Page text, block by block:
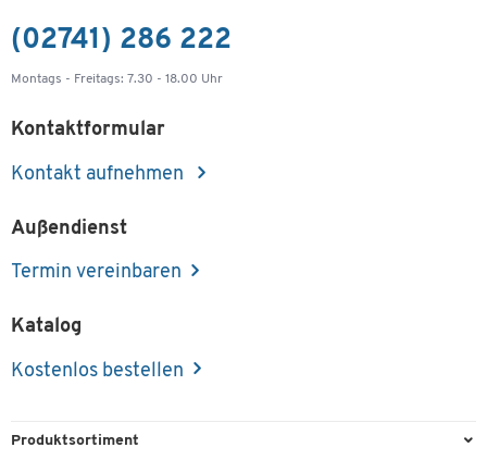
(02741) 286 222
Montags - Freitags: 7.30 - 18.00 Uhr
Kontaktformular
Kontakt aufnehmen
Außendienst
Termin vereinbaren
Katalog
Kostenlos bestellen
Produktsortiment